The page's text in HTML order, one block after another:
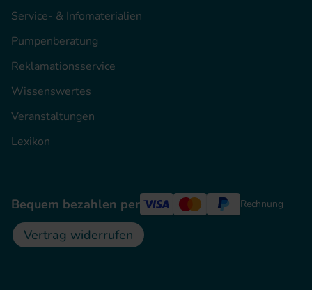
Service- & Infomaterialien
Pumpenberatung
Reklamationsservice
Wissenswertes
Veranstaltungen
Lexikon
Bequem bezahlen per Rechnung
Vertrag widerrufen